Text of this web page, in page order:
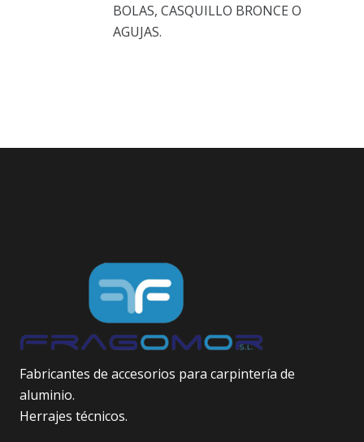
BOLAS, CASQUILLO BRONCE O
AGUJAS.
Fabricantes de accesorios para carpintería de
aluminio.
Herrajes técnicos.